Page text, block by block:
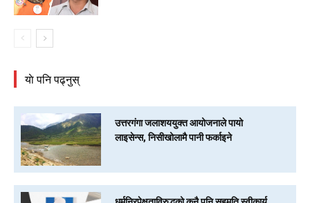
याे पनि पढ्नुस्
उत्तरगंगा जलाशययुक्त आयोजनाले पायो
लाइसेन्स, निसीखोलामै पानी फर्काइने